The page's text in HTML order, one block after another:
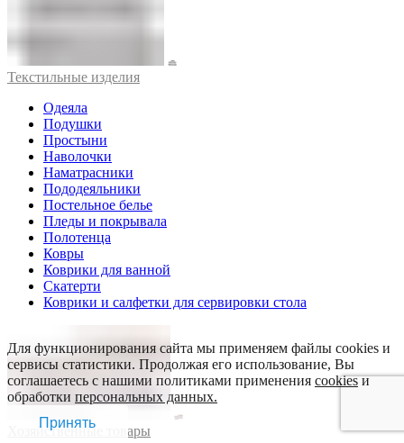
Текстильные изделия
Одеяла
Подушки
Простыни
Наволочки
Наматрасники
Пододеяльники
Постельное белье
Пледы и покрывала
Полотенца
Ковры
Коврики для ванной
Скатерти
Коврики и салфетки для сервировки стола
Хозяйственные товары
Для функционирования сайта мы применяем файлы cookies и
сервисы статистики. Продолжая его использование, Вы
соглашаетесь с нашими политиками применения cookiesи
обработки персональных данных.
Принять